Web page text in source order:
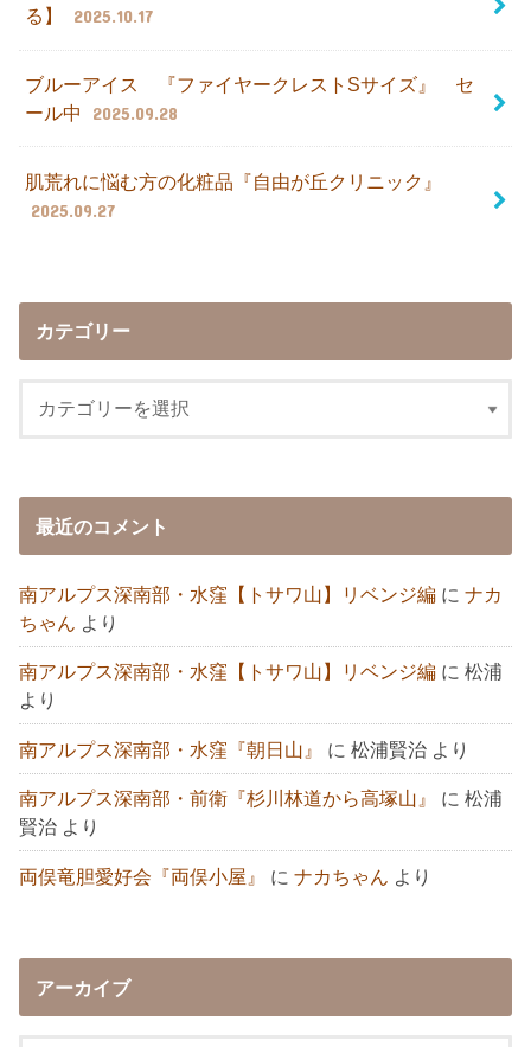
る】
2025.10.17
ブルーアイス 『ファイヤークレストSサイズ』 セ
ール中
2025.09.28
肌荒れに悩む方の化粧品『自由が丘クリニック』
2025.09.27
カテゴリー
最近のコメント
南アルプス深南部・水窪【トサワ山】リベンジ編 にナカ
ちゃん より
南アルプス深南部・水窪【トサワ山】リベンジ編 に松浦
より
南アルプス深南部・水窪『朝日山』 に松浦賢治 より
南アルプス深南部・前衛『杉川林道から高塚山』 に松浦
賢治 より
両俣竜胆愛好会『両俣小屋』 にナカちゃん より
アーカイブ